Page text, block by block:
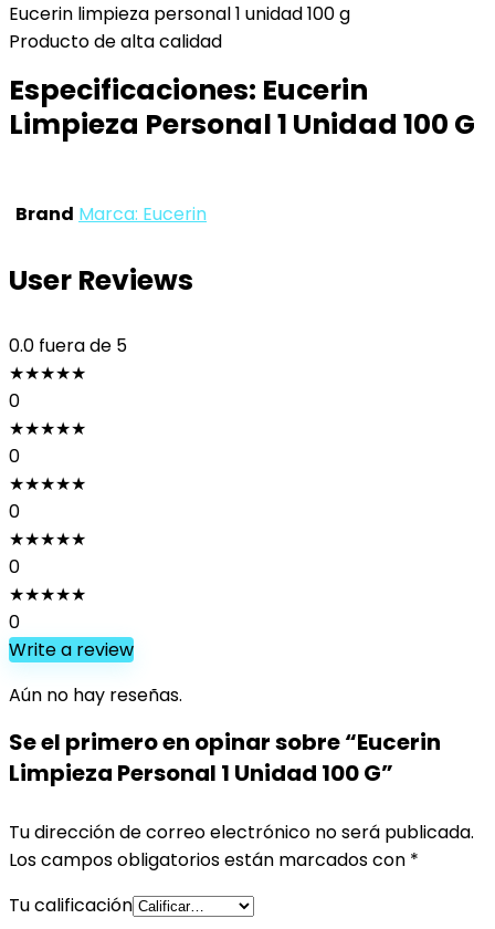
Eucerin limpieza personal 1 unidad 100 g
Producto de alta calidad
Especificaciones: Eucerin
Limpieza Personal 1 Unidad 100 G
Brand Marca: Eucerin
User Reviews
0.0 fuera de 5
★★★★★
0
★★★★★
0
★★★★★
0
★★★★★
0
★★★★★
0
Write a review
Aún no hay reseñas.
Se el primero en opinar sobre “Eucerin
Limpieza Personal 1 Unidad 100 G”
Tu dirección de correo electrónico no será publicada.
Los campos obligatorios están marcados con *
Tu calificación